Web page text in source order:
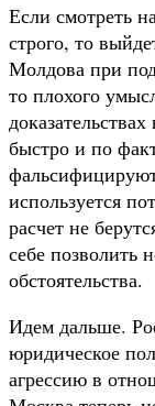
Если смотреть
строго, то
Молдова при
то плохого
быстро и по
используется
расчет не
себе позволить
обстоятельства.
Идем дальше.
юридическое
агрессию в